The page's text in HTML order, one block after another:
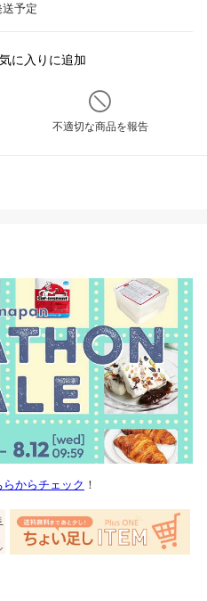
予定
に入りに追加
不適切な商品を報告
からチェック ！